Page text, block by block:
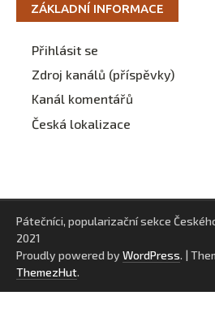
ZÁKLADNÍ INFORMACE
Přihlásit se
Zdroj kanálů (příspěvky)
Kanál komentářů
Česká lokalizace
Pátečníci, popularizační sekce
2021
Proudly powered by WordPress. |
ThemezHut.